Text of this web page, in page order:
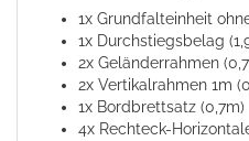
1x Grundfalteinheit
1x Durchstiegsbelag
2x Geländerrahmen
2x Vertikalrahmen 1m
1x Bordbrettsatz (0,7m)
4x Rechteck-